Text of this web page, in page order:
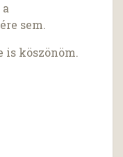
sem.
is köszönöm.